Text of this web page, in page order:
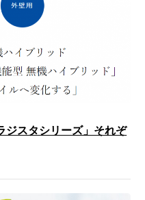
ジスタシリーズ」それぞ